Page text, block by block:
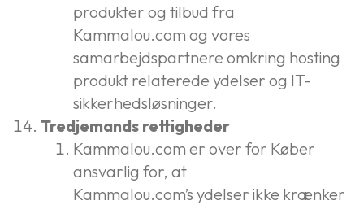
produkter og tilbud fra
Kammalou.com og vores
samarbejdspartnere omkring hosting
produkt relaterede ydelser og IT-
sikkerhedsløsninger.
Tredjemands rettigheder
Kammalou.com er over for Køber
ansvarlig for, at
Kammalou.com’s ydelser ikke krænker